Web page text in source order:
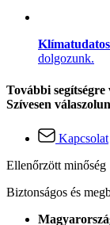
dolgozunk.
További segítségre
Szívesen
Kapcsolat
Ellenőrzött minőség
Biztonságos és